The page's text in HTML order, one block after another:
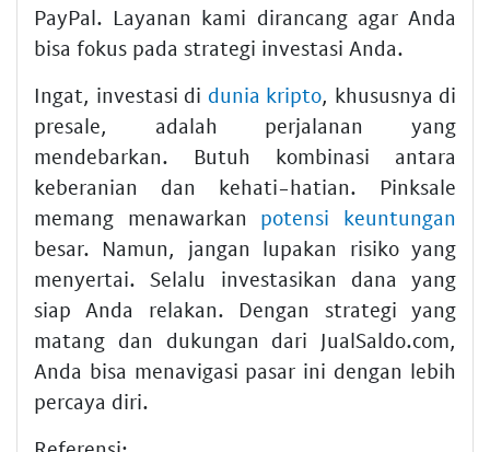
PayPal. Layanan kami dirancang agar Anda
bisa fokus pada strategi investasi Anda.
Ingat, investasi di dunia kripto, khususnya di
presale, adalah perjalanan yang
mendebarkan. Butuh kombinasi antara
keberanian dan kehati-hatian. Pinksale
memang menawarkan potensi keuntungan
besar. Namun, jangan lupakan risiko yang
menyertai. Selalu investasikan dana yang
siap Anda relakan. Dengan strategi yang
matang dan dukungan dari JualSaldo.com,
Anda bisa menavigasi pasar ini dengan lebih
percaya diri.